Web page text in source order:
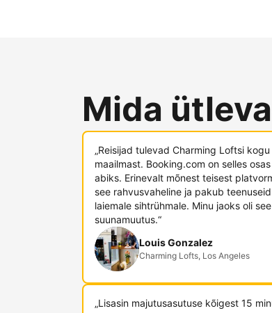
Mida
„Reisijad tulevad Charming Loftsi kogu
maailmast. Booking.com on selles
abiks. Erinevalt mõnest teisest
see rahvusvaheline ja pakub
laiemale sihtrühmale. Minu jaoks oli
suunamuutus.“
Louis Gonzalez
Charming Lofts, Los Angeles
„Lisasin majutusasutuse kõigest 15